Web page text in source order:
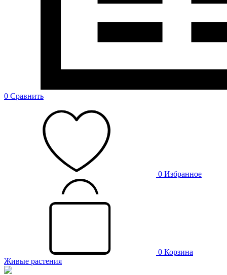
0 Сравнить
0 Избранное
0 Корзина
Живые растения